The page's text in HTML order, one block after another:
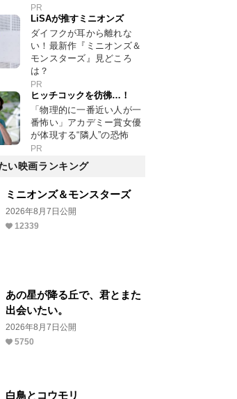
PR
LiSAが推すミニオンズ
ダイフクが耳から離れな
い！最新作『ミニオンズ＆
モンスターズ』見どころ
は？
PR
ヒッチコックを彷彿…！
「物理的に一番近い人が一
番怖い」アカデミー賞女優
が体現する“隣人”の恐怖
PR
い映画ランキング
ミニオンズ＆モンスターズ
2026年8月7日公開
12339
あの星が降る丘で、君とまた
出会いたい。
2026年8月7日公開
5750
白鳥とコウモリ